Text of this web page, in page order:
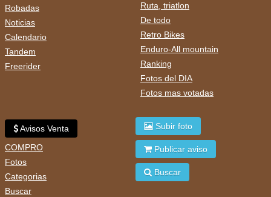
Robadas
Noticias
Calendario
Tandem
Freerider
Ruta, triatlon
De todo
Retro Bikes
Enduro-All mountain
Ranking
Fotos del DIA
Fotos mas votadas
Avisos Venta
COMPRO
Fotos
Categorias
Buscar
Subir foto
Publicar aviso
Buscar